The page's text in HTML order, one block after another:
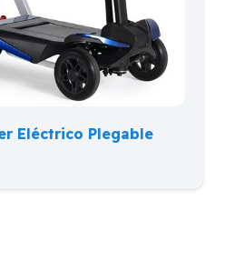
Eléctrico Plegable